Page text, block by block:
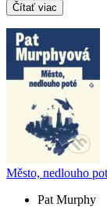
Čítať viac
Město, nedlouho
Pat Murphy